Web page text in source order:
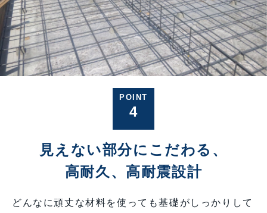
POINT
4
見えない部分にこだわる、
高耐久、高耐震設計
どんなに頑丈な材料を使っても基礎がしっかりして